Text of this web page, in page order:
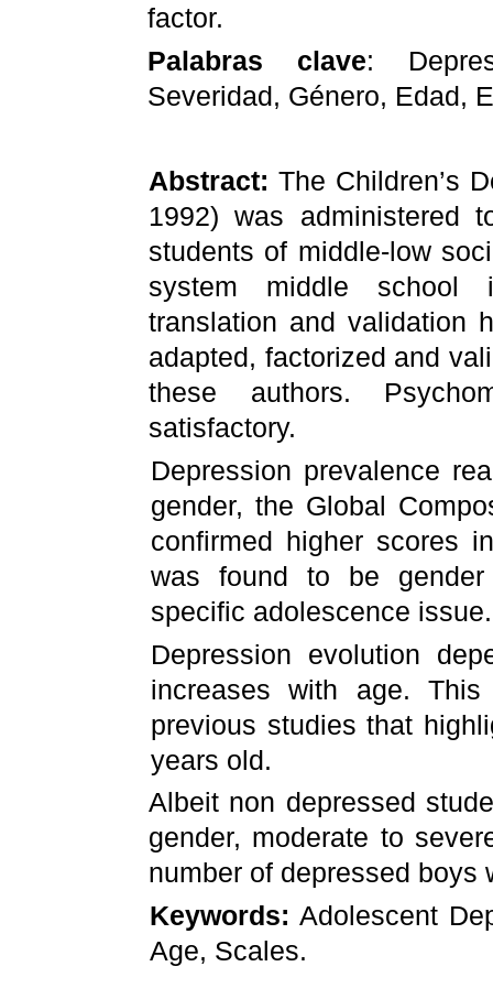
factor.
Palabras clave:
Severidad, Género, Edad,
Abstract: The Children’s
1992) was administered
students of middle-low
system middle
translation and validation
adapted, factorized and
these authors.
satisfactory.
Depression prevalence
gender, the Global
confirmed higher scores
was found to be gender
specific adolescence issue.
Depression evolution
increases with age.
previous studies that
years old.
Albeit non depressed
gender, moderate to
number of depressed boys
Keywords: Adolescent
Age, Scales.